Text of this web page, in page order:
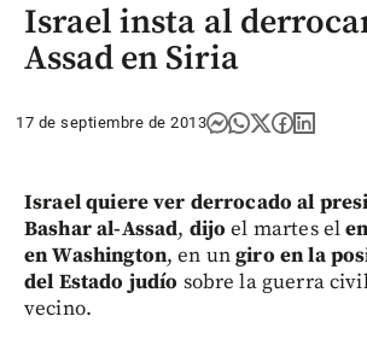
Israel insta al
Assad en Siria
17 de septiembre de 2013
Israel quiere ver derrocado al
Bashar al-Assad, dijo el martes el
en Washington, en ungiro en la
del Estado judío sobre la guerra
vecino.